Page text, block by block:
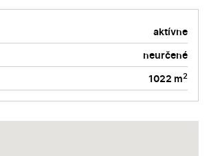
aktívne
neurčené
1022 m2